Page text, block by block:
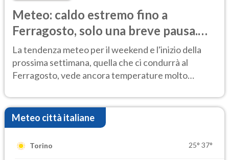
Meteo: caldo estremo fino a
Ferragosto, solo una breve pausa.
Ecco dove
La tendenza meteo per il weekend e l'inizio della
prossima settimana, quella che ci condurrà al
Ferragosto, vede ancora temperature molto
Meteo città italiane
Torino 25° 37°